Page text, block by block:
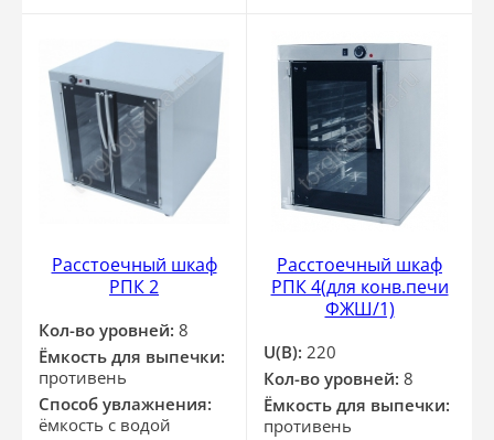
Расстоечный шкаф
РПК 2
Кол-во уровней: 8
Ёмкость для выпечки:
противень
Способ увлажнения:
ёмкость с водой
Расстоечный шкаф
РПК 4(для конв.печи
ФЖШ/1)
U(В): 220
Кол-во уровней: 8
Ёмкость для выпечки:
противень